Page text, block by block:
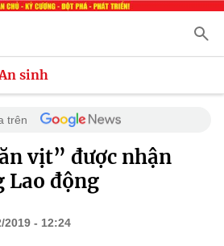
sinh
trên
vịt” được nhận
Lao động
2019 - 12:24